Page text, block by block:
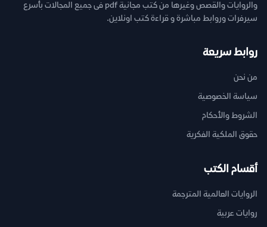
والروايات والقصص وغيرها من كتب مجانية pdf فى جميع المجالات بأسرع
سيرفرات وروابط مباشرة و قراءة كتب اونلاين.
روابط سريعة
من نحن
سياسة الخصوصية
الشروط والأحكام
حقوق الملكية الفكرية
أقسام الكتب
الروايات العالمية المترجمة
روايات عربية